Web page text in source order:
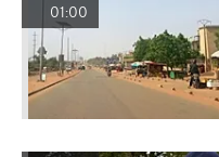
01:00